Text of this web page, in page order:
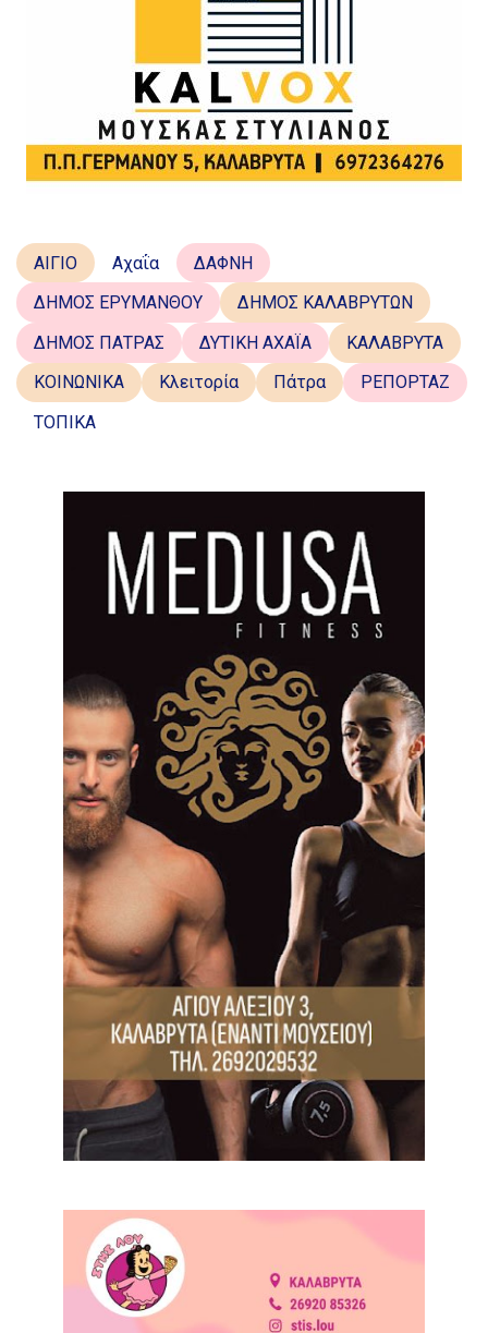
ΑΙΓΙΟ Αχαΐα
ΔΑΦΝΗ
ΔΗΜΟΣ ΕΡΥΜΑΝΘΟΥ
ΔΗΜΟΣ ΚΑΛΑΒΡΥΤΩΝ
ΔΗΜΟΣ ΠΑΤΡΑΣ
ΔΥΤΙΚΗ ΑΧΑΪΑ
ΚΑΛΑΒΡΥΤΑ
ΚΟΙΝΩΝΙΚΑ
Κλειτορία Πάτρα
ΡΕΠΟΡΤΑΖ
ΤΟΠΙΚΑ